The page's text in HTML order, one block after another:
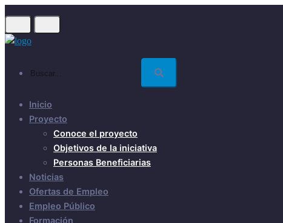
main
Inicio
Proyecto
Conoce el proyecto
Objetivos de la iniciativa
Personas Beneficiarias
Noticias
Ofertas de Empleo
Empleo Público
Formación